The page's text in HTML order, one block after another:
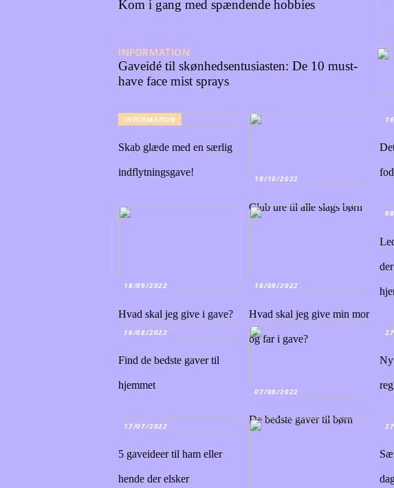
Kom i gang med spændende hobbies
INFORMATION
Gaveidé til skønhedsentusiasten: De 10 must-
have face mist sprays
INFORMATION
Skab glæde med en særlig
indflytningsgave!
18/10/2022
Club ure til alle slags børn
18/09/2022
Hvad skal jeg give i gave?
16/09/2022
Hvad skal jeg give min mor
og far i gave?
16/08/2022
Find de bedste gaver til
hjemmet
07/08/2022
De bedste gaver til børn
17/07/2022
5 gaveideer til ham eller
hende der elsker